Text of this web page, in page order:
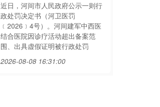
近日，河间市人民政府公示一则行
政处罚决定书（河卫医罚
﹝2026﹞4号）。河间建军中西医
结合医院因诊疗活动超出备案范
围、出具虚假证明被行政处罚
2026-08-08 16:31:00